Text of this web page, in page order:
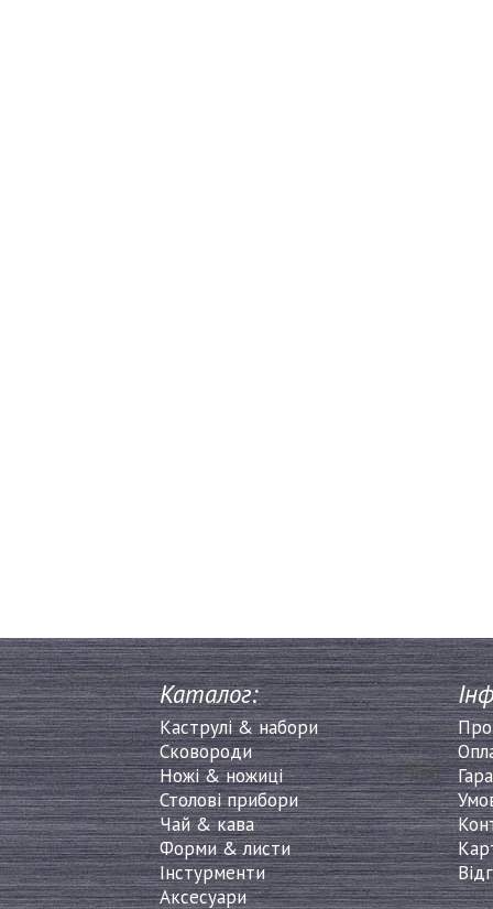
Каталог:
Каструлі & набори
Сковороди
Ножі & ножиці
Столові прибори
Чай & кава
Форми & листи
Інстурменти
Аксесуари